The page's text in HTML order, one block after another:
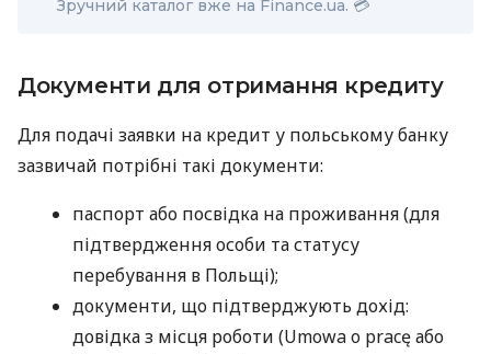
Зручний каталог вже на Finance.ua. 💳
Документи для отримання кредиту
Для подачі заявки на кредит у польському банку
зазвичай потрібні такі документи:
паспорт або посвідка на проживання (для
підтвердження особи та статусу
перебування в Польщі);
документи, що підтверджують дохід:
довідка з місця роботи (Umowa o pracę або